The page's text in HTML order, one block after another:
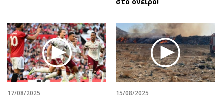
17/08/2025 15/08/2025